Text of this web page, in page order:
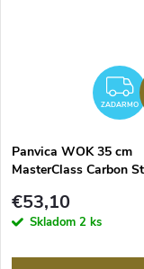
ZADARMO
Panvica WOK 35 cm
MasterClass Carbon
€53,10
Skladom 2 ks